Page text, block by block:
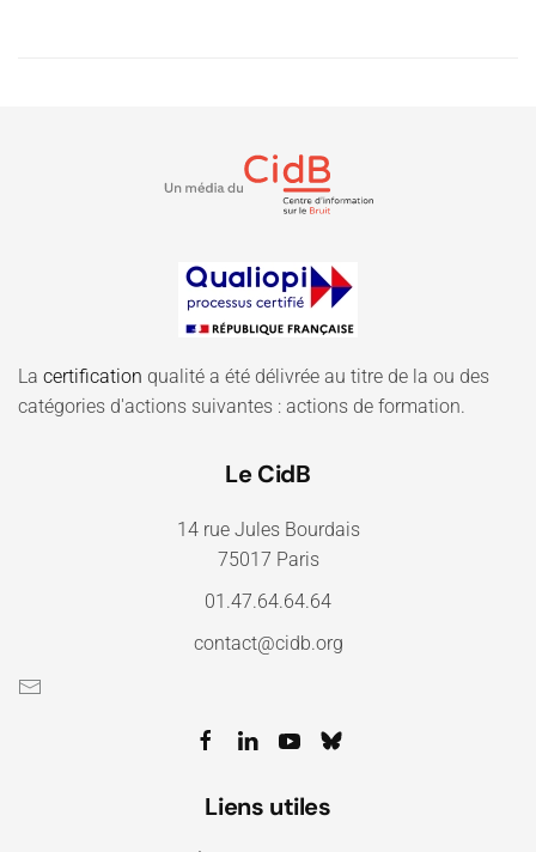
La certification qualité a été délivrée au titre de la ou des
catégories d'actions suivantes : actions de formation.
Le CidB
14 rue Jules Bourdais
75017 Paris
01.47.64.64.64
contact@cidb.org
Liens utiles